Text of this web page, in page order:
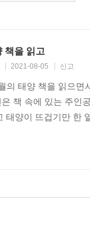
책을 읽고
2021-08-05 신고
의 태양 책을 읽으
책 속에 있는 주인
태양이 뜨겁기만 한